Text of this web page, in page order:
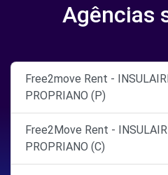
Agências
Free2move Rent -
PROPRIANO (P)
Free2Move Rent -
PROPRIANO (C)